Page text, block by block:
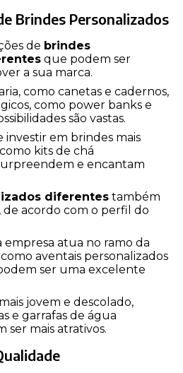
Brindes Personalizados
de brindes
que podem ser
a sua marca.
como canetas e cadernos,
como power banks e
são vastas.
investir em brindes mais
kits de chá
e encantam
diferentes também
de acordo com o perfil do
empresa atua no ramo da
aventais personalizados
ser uma excelente
jovem e descolado,
e garrafas de água
ser mais atrativos.